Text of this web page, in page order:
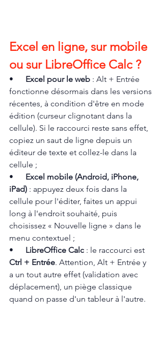
Excel en ligne, sur mobile
ou sur LibreOffice Calc ?
• Excel pour le web : Alt + Entrée
fonctionne désormais dans les versions
récentes, à condition d'être en mode
édition (curseur clignotant dans la
cellule). Si le raccourci reste sans effet,
copiez un saut de ligne depuis un
éditeur de texte et collez-le dans la
cellule ;
• Excel mobile (Android, iPhone,
iPad) : appuyez deux fois dans la
cellule pour l'éditer, faites un appui
long à l'endroit souhaité, puis
choisissez « Nouvelle ligne » dans le
menu contextuel ;
• LibreOffice Calc : le raccourci est
Ctrl + Entrée. Attention, Alt + Entrée y
a un tout autre effet (validation avec
déplacement), un piège classique
quand on passe d'un tableur à l'autre.